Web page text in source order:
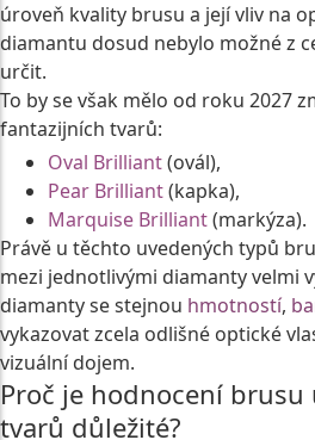
úroveň kvality brusu a její vliv na
diamantu dosud nebylo možné z
určit.
To by se však mělo od roku 2027
fantazijních tvarů:
Oval Brilliant(ovál),
Pear Brilliant(kapka),
Marquise Brilliant(markýza).
Právě u těchto uvedených typů
mezi jednotlivými diamanty velmi
diamanty se stejnou hmotností,
vykazovat zcela odlišné optické
vizuální dojem.
Proč je hodnocení
tvarů důležité?